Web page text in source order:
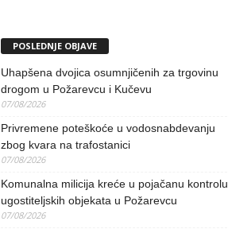
POSLEDNJE OBJAVE
Uhapšena dvojica osumnjičenih za trgovinu
drogom u Požarevcu i Kučevu
07/08/2026
Privremene poteškoće u vodosnabdevanju
zbog kvara na trafostanici
07/08/2026
Komunalna milicija kreće u pojačanu kontrolu
ugostiteljskih objekata u Požarevcu
07/08/2026